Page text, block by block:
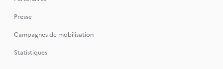
Presse
Campagnes de mobilisation
Statistiques